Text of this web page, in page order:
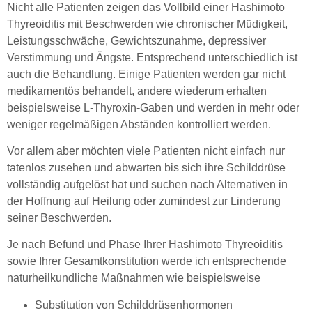
Nicht alle Patienten zeigen das Vollbild einer Hashimoto
Thyreoiditis mit Beschwerden wie chronischer Müdigkeit,
Leistungsschwäche, Gewichtszunahme, depressiver
Verstimmung und Ängste. Entsprechend unterschiedlich ist
auch die Behandlung. Einige Patienten werden gar nicht
medikamentös behandelt, andere wiederum erhalten
beispielsweise L-Thyroxin-Gaben und werden in mehr oder
weniger regelmäßigen Abständen kontrolliert werden.
Vor allem aber möchten viele Patienten nicht einfach nur
tatenlos zusehen und abwarten bis sich ihre Schilddrüse
vollständig aufgelöst hat und suchen nach Alternativen in
der Hoffnung auf Heilung oder zumindest zur Linderung
seiner Beschwerden.
Je nach Befund und Phase Ihrer Hashimoto Thyreoiditis
sowie Ihrer Gesamtkonstitution werde ich entsprechende
naturheilkundliche Maßnahmen wie beispielsweise
Substitution von Schilddrüsenhormonen